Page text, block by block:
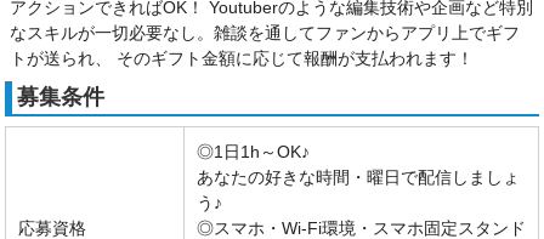
アクションできればOK！ Youtuberのような編集技術や企画など特別
なスキルが一切必要なし。雑談を通してファンからアプリ上でギフ
トが送られ、 そのギフト金額に応じて報酬が支払われます！
募集条件
応募資格
◎1日1h～OK♪
あなたの好きな時間・曜日で配信しましょ
う♪
◎スマホ・Wi-Fi環境・スマホ固定スタンド